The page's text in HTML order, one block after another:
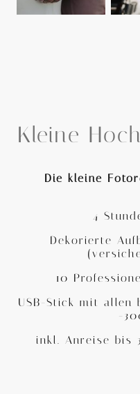
Kleine
Die kleine
4
Dekorierte
10
USB-Stick mit allen
-
inkl. Anreise bis